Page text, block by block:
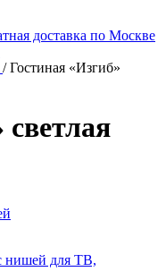
доставка по Москве
/Гостиная «Изгиб»